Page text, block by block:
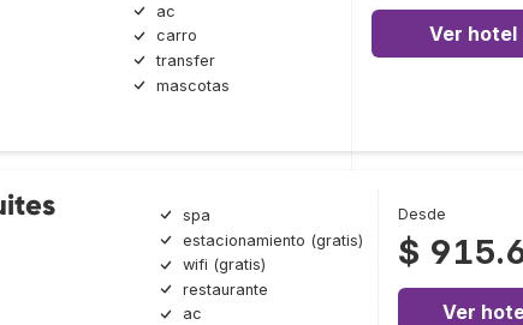
ac
carro
transfer
mascotas
Ver hotel
spa
estacionamiento (gratis)
wifi (gratis)
restaurante
ac
Desde
$
Ver